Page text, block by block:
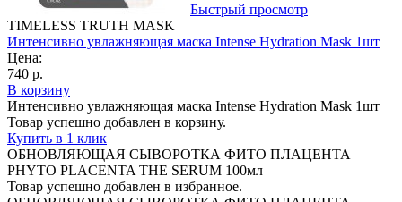
Быстрый просмотр
TIMELESS TRUTH MASK
Интенсивно увлажняющая маска Intense Hydration Mask 1шт
Цена:
740 р.
В корзину
Интенсивно увлажняющая маска Intense Hydration Mask 1шт
Товар успешно добавлен в корзину.
Купить в 1 клик
ОБНОВЛЯЮЩАЯ СЫВОРОТКА ФИТО ПЛАЦЕНТА
PHYTO PLACENTA THE SERUM 100мл
Товар успешно добавлен в избранное.